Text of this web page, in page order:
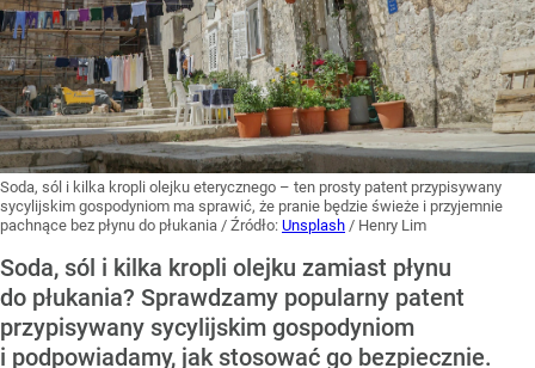
Soda, sól i kilka kropli olejku eterycznego – ten prosty patent przypisywany
sycylijskim gospodyniom ma sprawić, że pranie będzie świeże i przyjemnie
pachnące bez płynu do płukania / Źródło: Unsplash / Henry Lim
Soda, sól i kilka kropli olejku zamiast płynu
do płukania? Sprawdzamy popularny patent
przypisywany sycylijskim gospodyniom
i podpowiadamy, jak stosować go bezpiecznie.